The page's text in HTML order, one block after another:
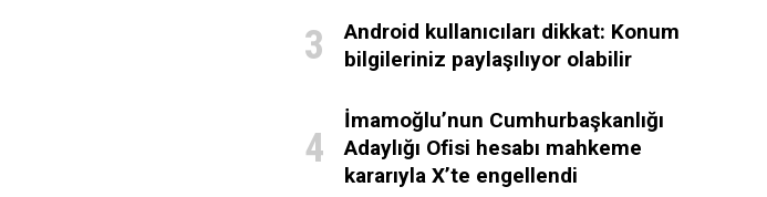
Android kullanıcıları dikkat: Konum
bilgileriniz paylaşılıyor olabilir
İmamoğlu’nun Cumhurbaşkanlığı
Adaylığı Ofisi hesabı mahkeme
kararıyla X’te engellendi